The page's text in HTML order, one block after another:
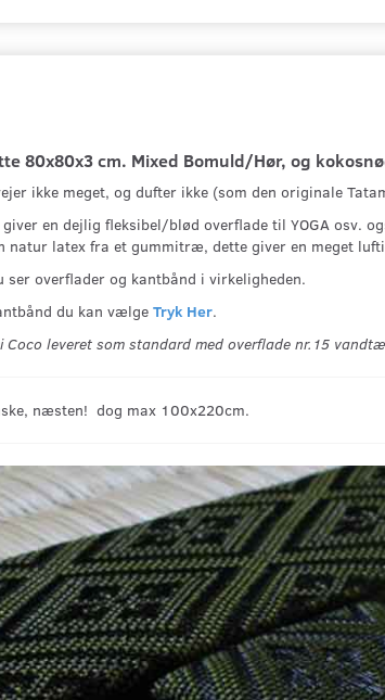
80x80x3 cm. Mixed Bomuld/Hør, og
ikke meget, og dufter ikke (som den originale
en dejlig fleksibel/blød overflade til YOGA osv.
latex fra et gummitræ, dette giver en meget
overflader og kantbånd i virkeligheden.
du kan vælge Tryk Her.
Coco leveret som standard med overflade nr.15
næsten! dog max 100x220cm.